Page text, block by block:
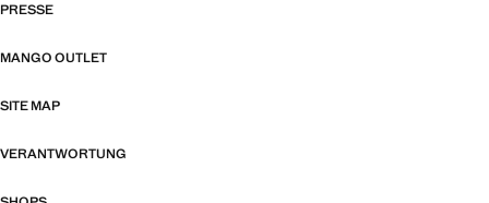
PRESSE
MANGO OUTLET
SITE MAP
VERANTWORTUNG